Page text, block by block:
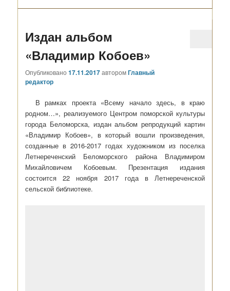
Издан альбом
«Владимир Кобоев»
Опубликовано17.11.2017авторомГлавный
редактор
В рамках проекта «Всему начало здесь, в краю
родном…», реализуемого Центром поморской культуры
города Беломорска, издан альбом репродукций картин
«Владимир Кобоев», в который вошли произведения,
созданные в 2016-2017 годах художником из поселка
Летнереченский Беломорского района Владимиром
Михайловичем Кобоевым. Презентация издания
состоится 22 ноября 2017 года в Летнереченской
сельской библиотеке.